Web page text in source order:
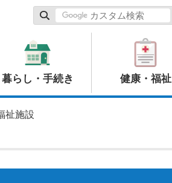
暮らし・手続き 健康・福祉
祉施設